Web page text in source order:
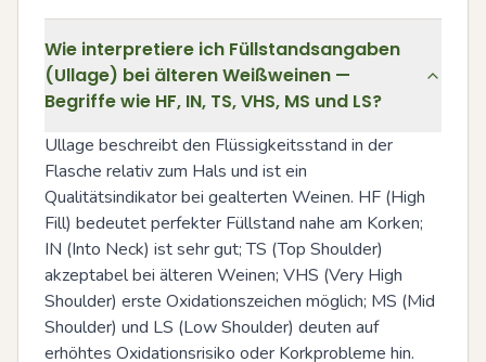
Wie interpretiere ich Füllstandsangaben
(Ullage) bei älteren Weißweinen —
Begriffe wie HF, IN, TS, VHS, MS und LS?
Ullage beschreibt den Flüssigkeitsstand in der
Flasche relativ zum Hals und ist ein
Qualitätsindikator bei gealterten Weinen. HF (High
Fill) bedeutet perfekter Füllstand nahe am Korken;
IN (Into Neck) ist sehr gut; TS (Top Shoulder)
akzeptabel bei älteren Weinen; VHS (Very High
Shoulder) erste Oxidationszeichen möglich; MS (Mid
Shoulder) und LS (Low Shoulder) deuten auf
erhöhtes Oxidationsrisiko oder Korkprobleme hin.